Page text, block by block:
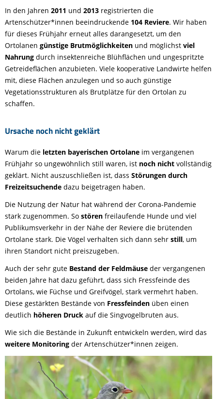
In den Jahren 2011 und 2013 registrierten die
Artenschützer*innen beeindruckende 104 Reviere. Wir haben
für dieses Frühjahr erneut alles darangesetzt, um den
Ortolanen günstige Brutmöglichkeiten und möglichst viel
Nahrung durch insektenreiche Blühflächen und ungespritzte
Getreideflächen anzubieten. Viele kooperative Landwirte helfen
mit, diese Flächen anzulegen und so auch günstige
Vegetationsstrukturen als Brutplätze für den Ortolan zu
schaffen.
Ursache noch nicht geklärt
Warum die letzten bayerischen Ortolane im vergangenen
Frühjahr so ungewöhnlich still waren, ist noch nicht vollständig
geklärt. Nicht auszuschließen ist, dass Störungen durch
Freizeitsuchende dazu beigetragen haben.
Die Nutzung der Natur hat während der Corona-Pandemie
stark zugenommen. So stören freilaufende Hunde und viel
Publikumsverkehr in der Nähe der Reviere die brütenden
Ortolane stark. Die Vögel verhalten sich dann sehr still, um
ihren Standort nicht preiszugeben.
Auch der sehr gute Bestand der Feldmäuse der vergangenen
beiden Jahre hat dazu geführt, dass sich Fressfeinde des
Ortolans, wie Füchse und Greifvögel, stark vermehrt haben.
Diese gestärkten Bestände von Fressfeinden üben einen
deutlich höheren Druck auf die Singvogelbruten aus.
Wie sich die Bestände in Zukunft entwickeln werden, wird das
weitere Monitoring der Artenschützer*innen zeigen.